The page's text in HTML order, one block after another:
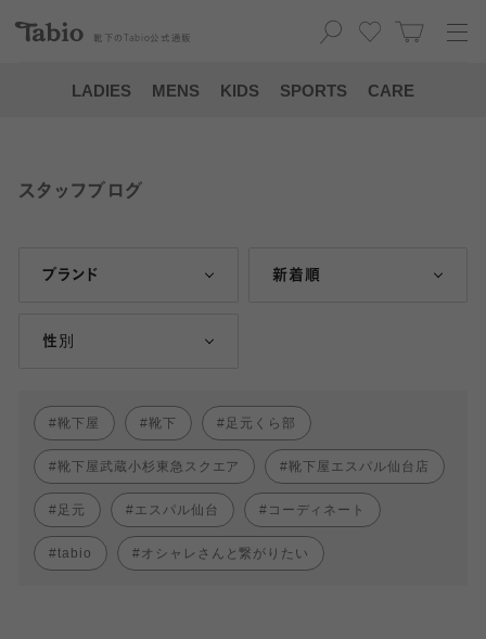
靴下の Tabio 公式通販
LADIES MENS KIDS SPORTS CARE
スタッフブログ
ブランド 新着順
性別
靴下屋 靴下 足元くら部
靴下屋武蔵小杉東急スクエア 靴下屋エスパル仙台店
足元 エスパル仙台 コーディネート
tabio オシャレさんと繋がりたい